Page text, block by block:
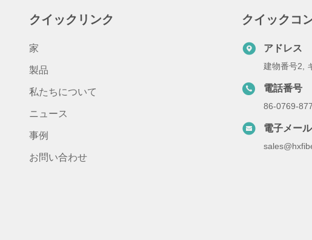
クイックリンク
家
製品
私たちについて
ニュース
事例
お問い合わせ
クイックコ
アドレス
建物番号2,
電話番号
86-0769-
電子メール